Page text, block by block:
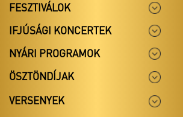
FESZTIVÁLOK
IFJÚSÁGI KONCERTEK
NYÁRI PROGRAMOK
ÖSZTÖNDÍJAK
VERSENYEK